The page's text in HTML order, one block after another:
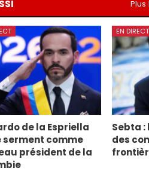
de la Espriella
serment comme
président de la
EN DIRECT
Sebta :
des